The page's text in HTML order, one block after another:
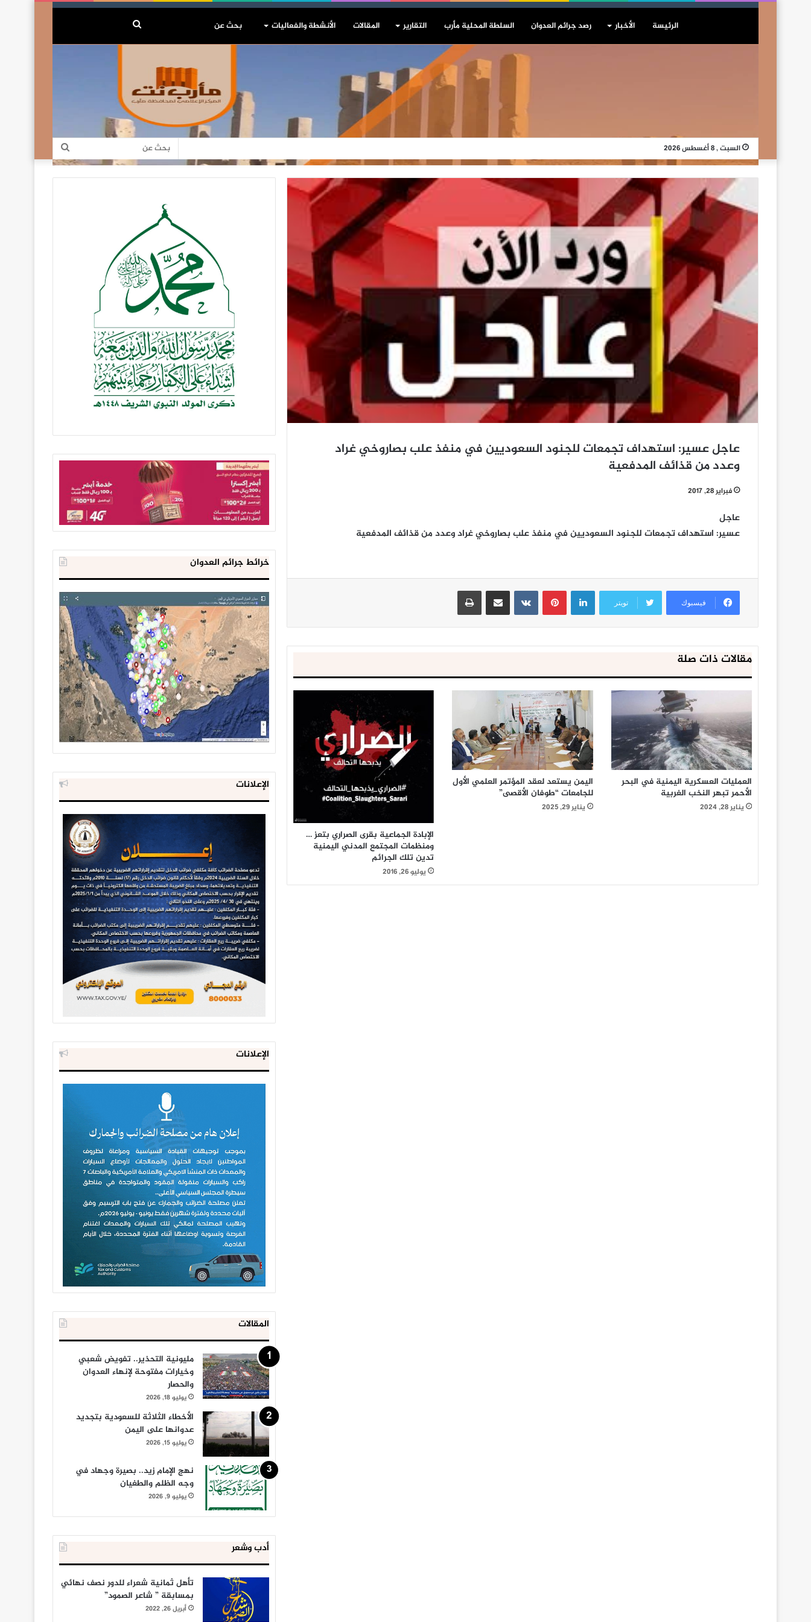
الرئيسة الأخبار رصد جرائم العدوان السلطة المحلية مأرب التقارير المقالات الأنشطة والفعاليات بحث
السبت , 8 أغسطس 2026
بحث
عن
عاجل عسير: استهداف تجمعات للجنود السعوديين في منفذ علب بصاروخي غراد
وعدد من قذائف المدفعية
فبراير 28, 2017
عاجل
عسير: استهداف تجمعات للجنود السعوديين في منفذ علب بصاروخي غراد وعدد من قذائف المدفعية
فيسبوك تويتر
لينكدإنبينتيريست مشاركة عبر البريد طباعة
مقالات ذات صلة
العمليات العسكرية اليمنية في البحر
الأحمر تبهر النخب الغربية
يناير 28, 2024
اليمن يستعد لعقد المؤتمر العلمي الأول
للجامعات “طوفان الأقصى”
يناير 29, 2025
الإبادة الجماعية بقرى الصراري بتعز …
ومنظمات المجتمع المدني اليمنية
تدين تلك الجرائم
يوليو 26, 2016
خرائط جرائم العدوان
الإعلانات
الإعلانات
المقالات
مليونية التحذير.. تفويض شعبي
وخيارات مفتوحة لإنهاء العدوان
والحصار
يوليو 18, 2026
الأخطاء الثلاثة للسعودية بتجديد
عدوانها على اليمن
يوليو 15, 2026
نهج الإمام زيد.. بصيرة وجهاد في
وجه الظلم والطغيان
يوليو 9, 2026
أدب وشعر
تأهل ثمانية شعراء للدور نصف نهائي
بمسابقة ” شاعر الصمود”
أبريل 26, 2022